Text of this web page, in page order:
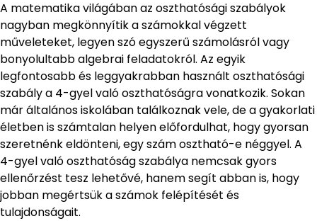
A matematika világában az oszthatósági szabályok
nagyban megkönnyítik a számokkal végzett
műveleteket, legyen szó egyszerű számolásról vagy
bonyolultabb algebrai feladatokról. Az egyik
legfontosabb és leggyakrabban használt oszthatósági
szabály a 4-gyel való oszthatóságra vonatkozik. Sokan
már általános iskolában találkoznak vele, de a gyakorlati
életben is számtalan helyen előfordulhat, hogy gyorsan
szeretnénk eldönteni, egy szám osztható-e néggyel. A
4-gyel való oszthatóság szabálya nemcsak gyors
ellenőrzést tesz lehetővé, hanem segít abban is, hogy
jobban megértsük a számok felépítését és
tulajdonságait.